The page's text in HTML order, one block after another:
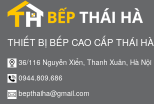
THIẾT BỊ BẾP CAO CẤP THÁI HÀ
36/116 Nguyễn Xiển, Thanh Xuân, Hà Nội
0944.809.686
bepthaiha@gmail.com